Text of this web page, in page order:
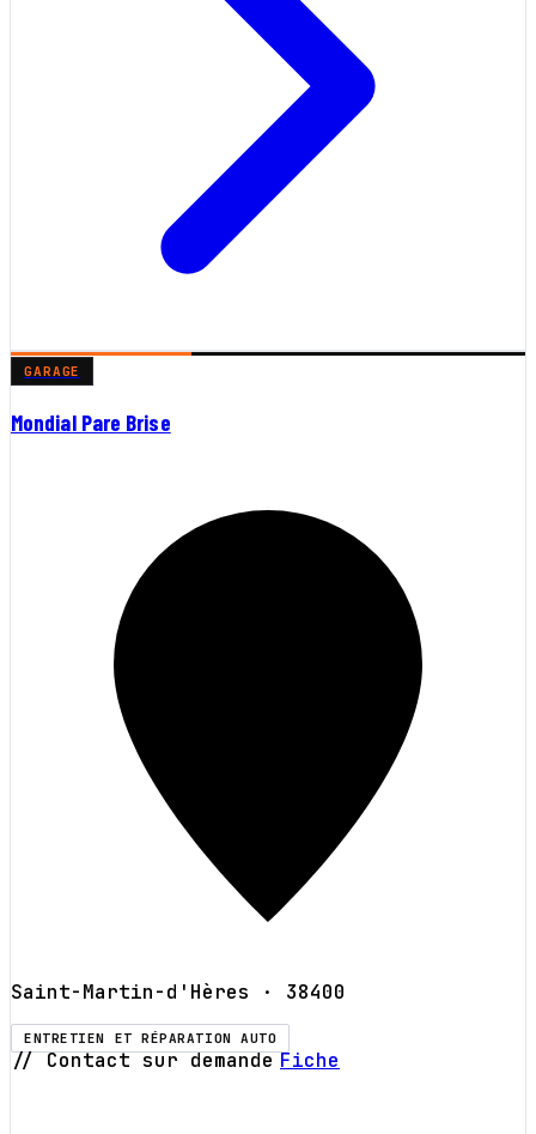
GARAGE
Mondial Pare Brise
Saint-Martin-d'Hères · 38400
ENTRETIEN ET RÉPARATION AUTO
// Contact sur demande Fiche